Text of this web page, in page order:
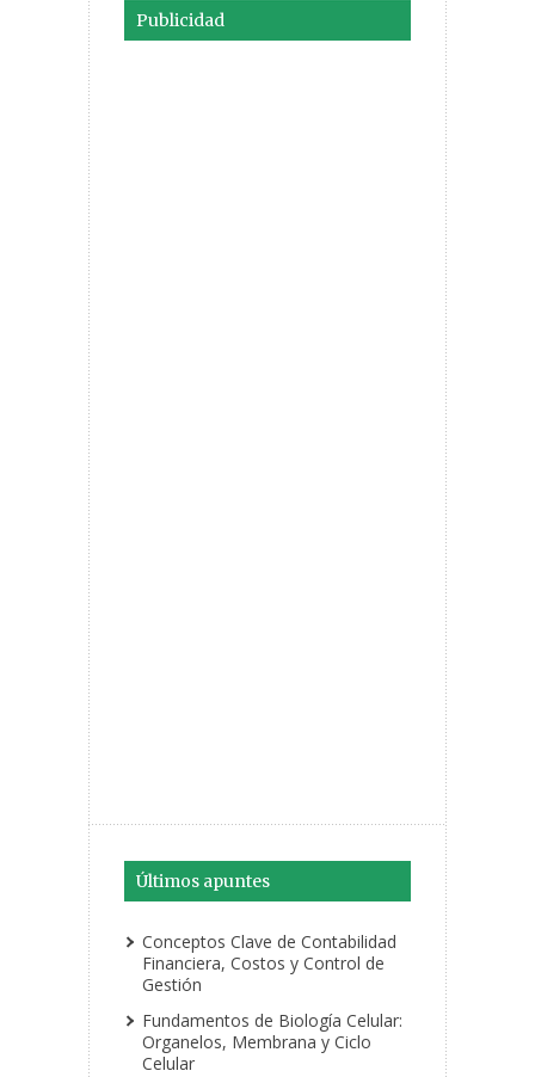
Publicidad
Últimos apuntes
Conceptos Clave de Contabilidad
Financiera, Costos y Control de
Gestión
Fundamentos de Biología Celular:
Organelos, Membrana y Ciclo
Celular